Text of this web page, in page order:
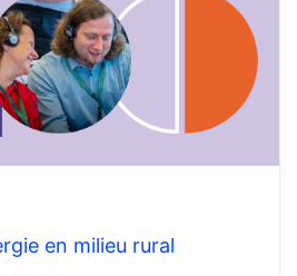
en milieu rural